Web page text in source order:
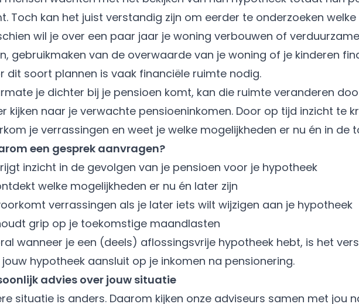
Toch kan het juist verstandig zijn om eerder te onderzoeken
wil je over een paar jaar je woning verbouwen of
gebruikmaken van de overwaarde van je woning of je kinderen
dit soort plannen is vaak financiële ruimte nodig.
je dichter bij je pensioen komt, kan die ruimte veranderen
kijken naar je verwachte pensioeninkomen. Door op tijd inzicht te
je verrassingen en weet je welke mogelijkheden er nu én in de
een gesprek aanvragen?
inzicht in de gevolgen van je pensioen voor je hypotheek
welke mogelijkheden er nu én later zijn
verrassingen als je later iets wilt wijzigen aan je hypotheek
grip op je toekomstige maandlasten
wanneer je een (deels) aflossingsvrije hypotheek hebt, is het
jouw hypotheek aansluit op je inkomen na pensionering.
advies over jouw situatie
situatie is anders. Daarom kijken onze adviseurs samen met jou